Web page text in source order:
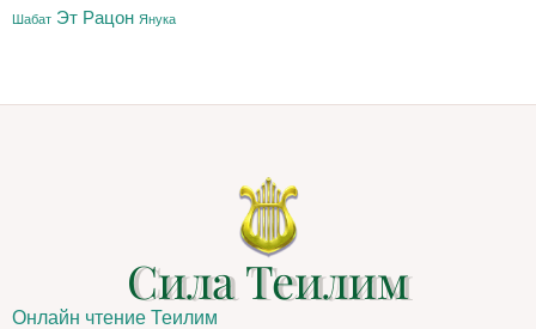
Шабат Эт Рацон Янука
Сила Теилим
Онлайн чтение Теилим